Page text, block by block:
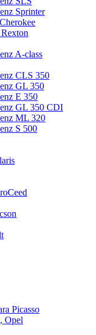
Sprinter
A-class
CLS 350
GL 350
E 350
GL 350 CDI
ML 320
S 500
Picasso
Opel